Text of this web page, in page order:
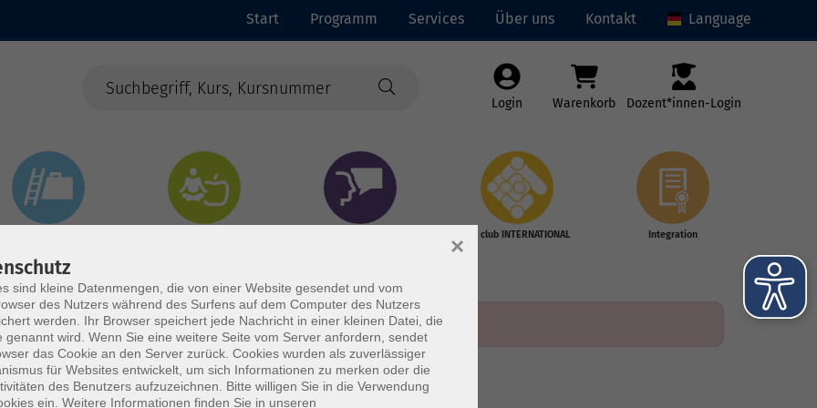
Start Programm Services Über uns Kontakt Language
Login Warenkorb Dozent*innen-Login
vhs club INTERNATIONAL Integration
sind kleine Datenmengen, die von einer Website gesendet und vom
des Nutzers während des Surfens auf dem Computer des Nutzers
werden. Ihr Browser speichert jede Nachricht in einer kleinen Datei, die
genannt wird. Wenn Sie eine weitere Seite vom Server anfordern, sendet
das Cookie an den Server zurück. Cookies wurden als zuverlässiger
für Websites entwickelt, um sich Informationen zu merken oder die
des Benutzers aufzuzeichnen. Bitte willigen Sie in die Verwendung
ein. Weitere Informationen finden Sie in unseren
×